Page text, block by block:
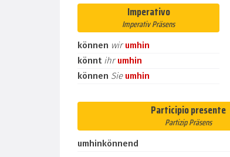
Imperativo
Imperativ Präsens
können wirumhin
könnt ihrumhin
können Sie umhin
Participio presente
Partizip Präsens
umhinkönnend